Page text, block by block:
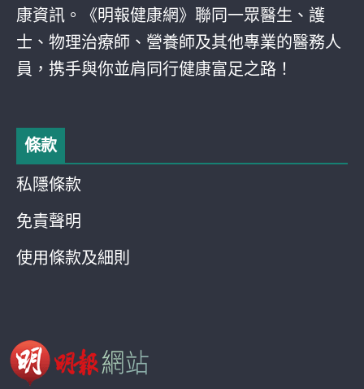
康資訊。《明報健康網》聯同一眾醫生、護
士、物理治療師、營養師及其他專業的醫務人
員，携手與你並肩同行健康富足之路！
條款
私隱條款
免責聲明
使用條款及細則